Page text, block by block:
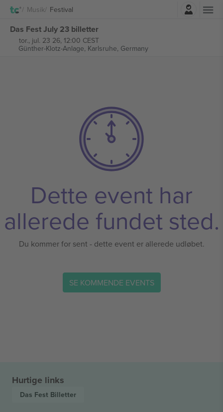
Musik Festival
Das Fest July 23 billetter
tor., jul. 23 26, 12:00 CEST
Günther-Klotz-Anlage, Karlsruhe, Germany
Dette event har
allerede fundet sted.
Du kommer for sent - dette event er allerede udløbet.
SE KOMMENDE EVENTS
Hurtige links
Das Fest Billetter